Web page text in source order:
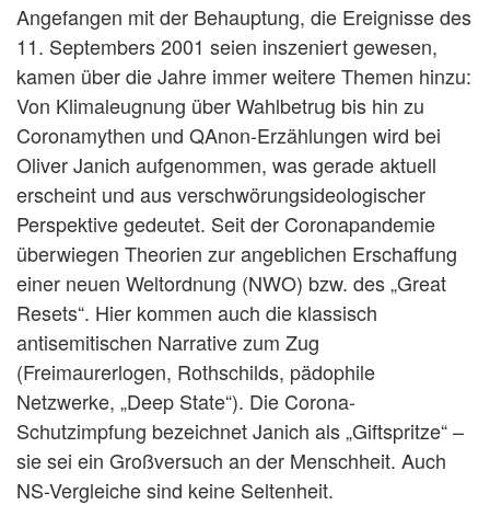
Angefangen mit der Behauptung, die Ereignisse des
11. Septembers 2001 seien inszeniert gewesen,
kamen über die Jahre immer weitere Themen hinzu:
Von Klimaleugnung über Wahlbetrug bis hin zu
Coronamythen und QAnon-Erzählungen wird bei
Oliver Janich aufgenommen, was gerade aktuell
erscheint und aus verschwörungsideologischer
Perspektive gedeutet. Seit der Coronapandemie
überwiegen Theorien zur angeblichen Erschaffung
einer neuen Weltordnung (NWO) bzw. des „Great
Resets“. Hier kommen auch die klassisch
antisemitischen Narrative zum Zug
(Freimaurerlogen, Rothschilds, pädophile
Netzwerke, „Deep State“). Die Corona-
Schutzimpfung bezeichnet Janich als „Giftspritze“ –
sie sei ein Großversuch an der Menschheit. Auch
NS-Vergleiche sind keine Seltenheit.